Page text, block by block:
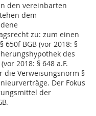
den vereinbarten
dem
zu: zum einen
BGB (vor 2018: §
des
2018: § 648 a.F.
die Verweisungsnorm §
Der Fokus
der